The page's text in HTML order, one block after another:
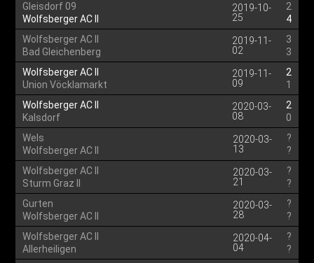
Gleisdorf 09
Wolfsberger AC II
2019-10-
25
2
4
Wolfsberger AC II
Bad Gleichenberg
2019-11-
02
3
3
Wolfsberger AC II
Union Vöcklamarkt
2019-11-
09
2
1
Wolfsberger AC II
Kalsdorf
2020-03-
08
2
0
Wels
Wolfsberger AC II
2020-03-
13
?
?
Wolfsberger AC II
Sturm Graz II
2020-03-
21
?
?
Gurten
Wolfsberger AC II
2020-03-
28
?
?
Wolfsberger AC II
Allerheiligen
2020-04-
04
?
?